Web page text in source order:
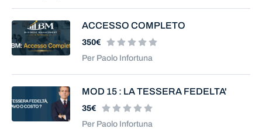
ACCESSO COMPLETO
350€
Per Paolo Infortuna
MOD 15 : LA TESSERA FEDELTA'
35€
Per Paolo Infortuna